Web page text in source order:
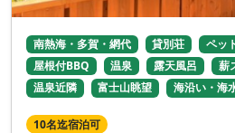
南熱海・多賀・網代 貸別荘 ペッ
屋根付BBQ
温泉 露天風呂 薪
温泉近隣
富士山眺望 海沿い・海
10名迄宿泊可